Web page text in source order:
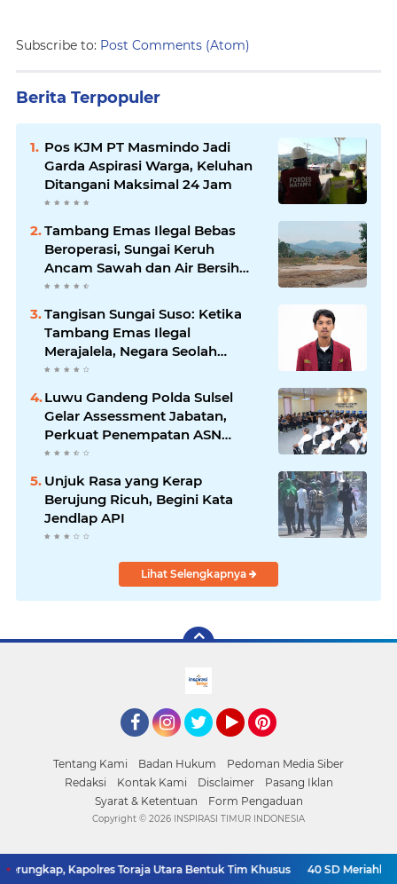
Subscribe to: Post Comments (Atom)
Berita Terpopuler
Pos KJM PT Masmindo Jadi
Garda Aspirasi Warga, Keluhan
Ditangani Maksimal 24 Jam
Tambang Emas Ilegal Bebas
Beroperasi, Sungai Keruh
Ancam Sawah dan Air Bersih
Warga Luwu
Tangisan Sungai Suso: Ketika
Tambang Emas Ilegal
Merajalela, Negara Seolah
Memilih Diam
Luwu Gandeng Polda Sulsel
Gelar Assessment Jabatan,
Perkuat Penempatan ASN
Berbasis Kompetensi
Unjuk Rasa yang Kerap
Berujung Ricuh, Begini Kata
Jendlap API
Lihat Selengkapnya
Tentang Kami Badan Hukum
Pedoman Media Siber
Redaksi
Kontak Kami Disclaimer
Pasang Iklan
Syarat & Ketentuan
Form Pengaduan
Kapolres Toraja Utara Bentuk Tim Khusus 40 SD
Copyright © 2026 INSPIRASI TIMUR INDONESIA